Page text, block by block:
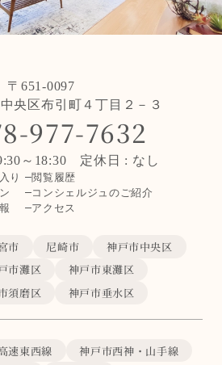
〒651-0097
央区布引町４丁目２－３
977-7632
～18:30 定休日 : なし
り
閲覧履歴
コンシェルジュのご紹介
アクセス
市 尼崎市
神戸市中央区
市灘区
神戸市東灘区
須磨区 神戸市垂水区
速東西線
神戸市西神・山手線